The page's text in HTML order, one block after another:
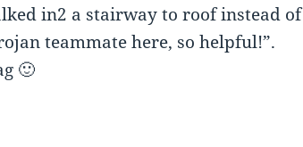
in2 a stairway to roof instead of
teammate here, so helpful!”.
🙂